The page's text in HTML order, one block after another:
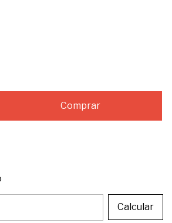
Calcular